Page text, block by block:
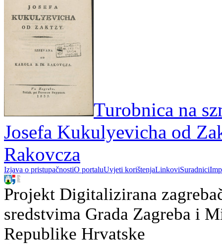
Turobnica na
Josefa Kukulyevicha od
Rakovcza
Izjava o pristupačnostiO portaluUvjeti korištenjaLinkoviSuradnici
Projekt Digitalizirana
sredstvima Grada Zagreba i
Republike Hrvatske